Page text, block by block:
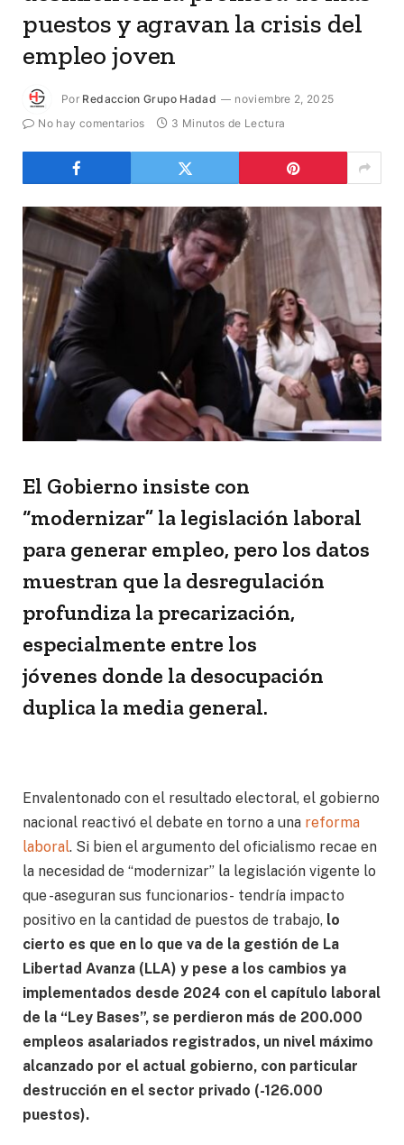
puestos y agravan la crisis del
empleo joven
Por Redaccion Grupo Hadad
noviembre 2, 2025
No hay comentarios
3 Minutos de Lectura
El Gobierno insiste con
“modernizar” la legislación laboral
para generar empleo, pero los datos
muestran que la desregulación
profundiza la precarización,
especialmente entre los
jóvenes donde la desocupación
duplica la media general.
Envalentonado con el resultado electoral, el gobierno
nacional reactivó el debate en torno a una reforma
laboral. Si bien el argumento del oficialismo recae en
la necesidad de “modernizar” la legislación vigente lo
que -aseguran sus funcionarios- tendría impacto
positivo en la cantidad de puestos de trabajo, lo
cierto es que en lo que va de la gestión de La
Libertad Avanza (LLA) y pese a los cambios ya
implementados desde 2024 con el capítulo laboral
de la “Ley Bases”, se perdieron más de 200.000
empleos asalariados registrados, un nivel máximo
alcanzado por el actual gobierno, con particular
destrucción en el sector privado (-126.000
puestos).